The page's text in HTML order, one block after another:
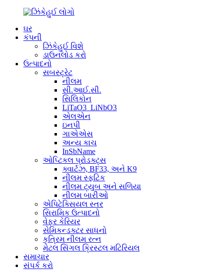
ઘર
કંપની
ઝિંકેહુઈ વિશે
ડાઉનલોડ કરો
ઉત્પાદનો
સબસ્ટ્રેટ
નીલમ
સી.આઈ.સી.
સિલિકોન
LiTaO3_LiNbO3
એલએન
ઇનપી
ગાએએસ
અન્ય કાચ
InSbName
ઓપ્ટિકલ પ્રોડક્ટ્સ
ક્વાર્ટઝ, BF33, અને K9
નીલમ સ્ફટિક
નીલમ ટ્યુબ અને સળિયા
નીલમ બારીઓ
એપિટેક્સિયલ સ્તર
સિરામિક ઉત્પાદનો
વેફર કેરિયર
સેમિકન્ડક્ટર સાધનો
કૃત્રિમ નીલમ રત્ન
મેટલ સિંગલ ક્રિસ્ટલ મટિરિયલ
સમાચાર
સંપર્ક કરો